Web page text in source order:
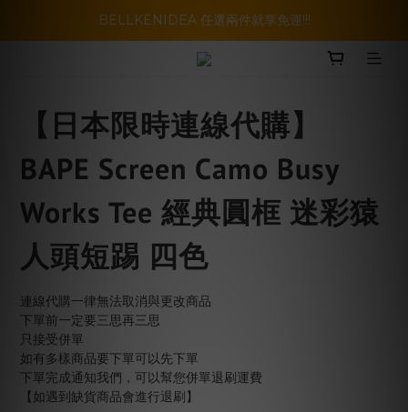
暑假活動登場!! SBG套裝超級優惠價，兩套以上再享免運哦!!
BELLKENIDEA 任選兩件就享免運!!!
暑假活動登場!! SBG套裝超級優惠價，兩套以上再享免運哦!!
【日本限時連線代購】
BAPE Screen Camo Busy
Works Tee 經典圓框 迷彩猿
人頭短踢 四色
連線代購一律無法取消與更改商品
下單前一定要三思再三思
只接受併單
如有多樣商品要下單可以先下單
下單完成通知我們，可以幫您併單退刷運費
【如遇到缺貨商品會進行退刷】